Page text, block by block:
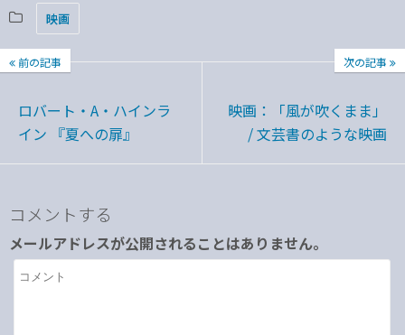
映画
前の記事
ロバート・A・ハインラ
イン 『夏への扉』
次の記事
映画：「風が吹くまま」
/ 文芸書のような映画
コメントする
メールアドレスが公開されることはありません。